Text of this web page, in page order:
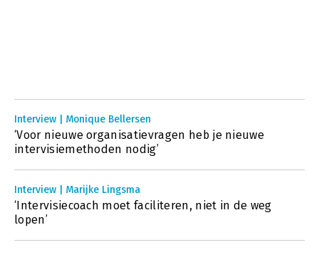
Interview | Monique Bellersen
‘Voor nieuwe organisatievragen heb je nieuwe
intervisiemethoden nodig’
Interview | Marijke Lingsma
‘Intervisiecoach moet faciliteren, niet in de weg
lopen’